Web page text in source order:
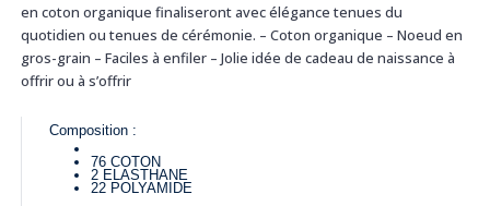
en coton organique finaliseront avec élégance tenues du
quotidien ou tenues de cérémonie. – Coton organique – Noeud en
gros-grain – Faciles à enfiler – Jolie idée de cadeau de naissance à
offrir ou à s’offrir
Composition :
76 COTON
2 ELASTHANE
22 POLYAMIDE